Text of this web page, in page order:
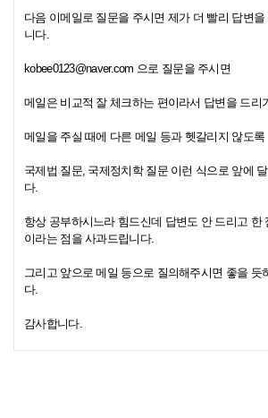
다음 이메일로 질문을 주시면 제가 더 빨리 답변
니다.
kobee0123@naver.com 으로 질문을 주시면
메일은 비교적 잘 체크하는 편이라서 답변을 드리
메일을 주실 때에 다른 메일 등과 헷갈리지 않도록
국제법 질문, 국제정치학 질문 이런 식으로 앞에
다.
항상 공부하시느라 힘드신데 답변도 안 드리고 한
이라는 점을 사과드립니다.
그리고 앞으로 메일 등으로 질의해주시면 좋을 듯
다.
감사합니다.